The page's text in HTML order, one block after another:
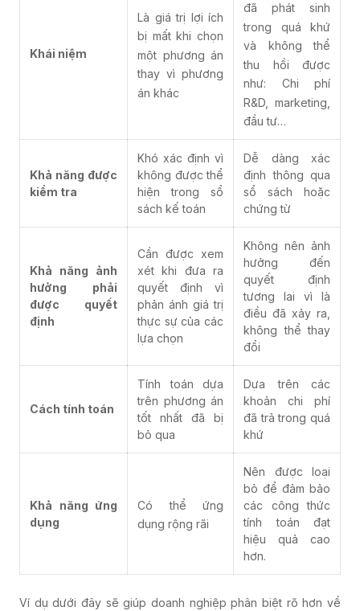
Khái niệm
Là giá trị lợi ích
bị mất khi chọn
một phương án
thay vì phương
án khác
đã phát sinh
trong quá khứ
và không thể
thu hồi được
như: Chi phí
R&D, marketing,
đầu tư…
Khả năng được
kiểm tra
Khó xác định vì
không được thể
hiện trong sổ
sách kế toán
Dễ dàng xác
định thông qua
sổ sách hoặc
chứng từ
Khả năng ảnh
hưởng phải
được quyết
định
Cần được xem
xét khi đưa ra
quyết định vì
phản ánh giá trị
thực sự của các
lựa chọn
Không nên ảnh
hưởng đến
quyết định
tương lai vì là
điều đã xảy ra,
không thể thay
đổi
Cách tính toán
Tính toán dựa
trên phương án
tốt nhất đã bị
bỏ qua
Dựa trên các
khoản chi phí
đã trả trong quá
khứ
Khả năng ứng
dụng
Có thể ứng
dụng rộng rãi
Nên được loại
bỏ để đảm bảo
các công thức
tính toán đạt
hiệu quả cao
hơn.
Ví dụ dưới đây sẽ giúp doanh nghiệp phân biệt rõ hơn về